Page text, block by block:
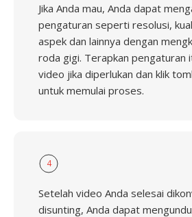
Jika Anda mau, Anda dapat
pengaturan seperti resolusi,
aspek dan lainnya dengan
roda gigi. Terapkan pengaturan
video jika diperlukan dan klik
untuk memulai proses.
4
Setelah video Anda selesai
disunting, Anda dapat